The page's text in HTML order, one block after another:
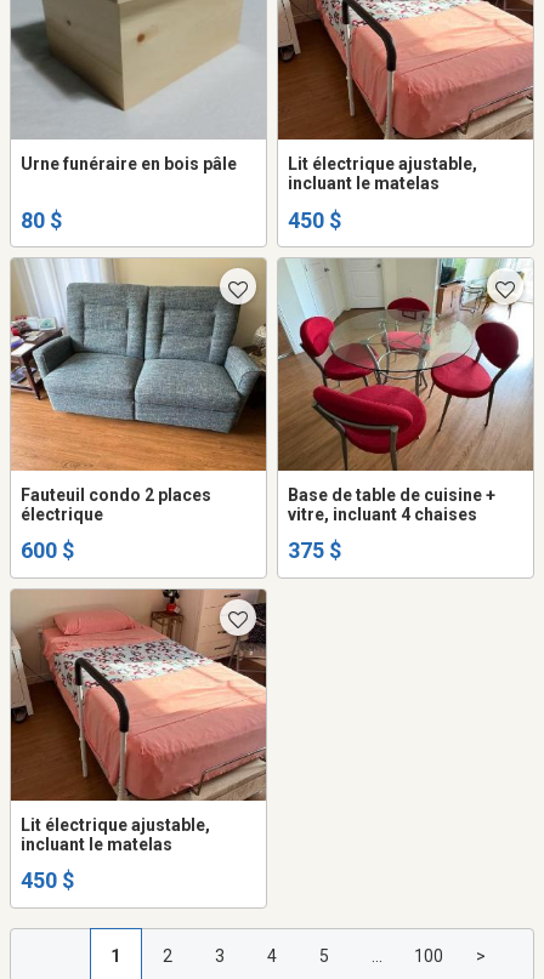
Urne funéraire en bois pâle
80 $
Lit électrique ajustable,
incluant le matelas
450 $
Fauteuil condo 2 places
électrique
600 $
Base de table de cuisine +
vitre, incluant 4 chaises
375 $
Lit électrique ajustable,
incluant le matelas
450 $
1 2 3 4 5 100 >